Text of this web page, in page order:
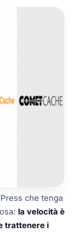
che tenga
la velocità è
trattenere i